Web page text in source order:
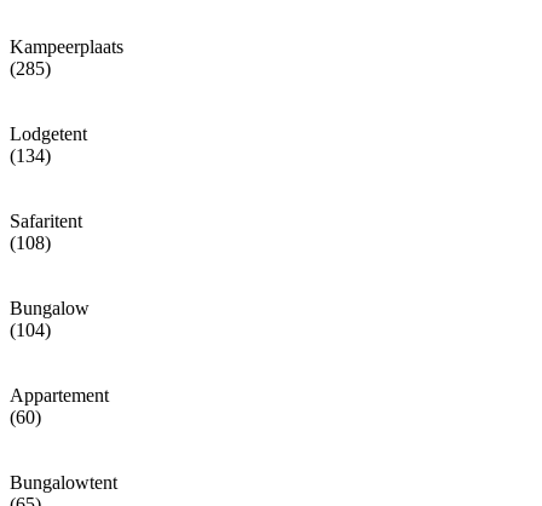
Kampeerplaats
(285)
Lodgetent
(134)
Safaritent
(108)
Bungalow
(104)
Appartement
(60)
Bungalowtent